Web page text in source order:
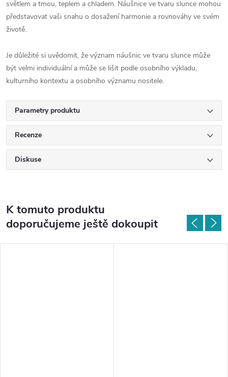
světlem a tmou, teplem a chladem. Náušnice ve tvaru slunce mohou
představovat vaši snahu o dosažení harmonie a rovnováhy ve svém
životě.
Je důležité si uvědomit, že význam náušnic ve tvaru slunce může
být velmi individuální a může se lišit podle osobního výkladu,
kulturního kontextu a osobního významu nositele.
Parametry produktu
Recenze
Diskuse
K tomuto produktu
doporučujeme ještě dokoupit